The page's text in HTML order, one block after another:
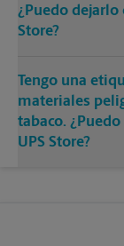
¿Puedo dejarlo
Store?
Tengo una
materiales
tabaco.
UPS Store?